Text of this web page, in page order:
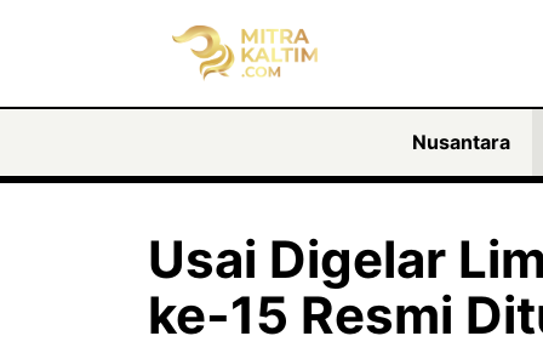
Nusantara
Usai Digelar
ke-15 Resmi